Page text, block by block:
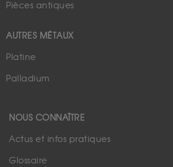
Pièces antiques
AUTRES MÉTAUX
Platine
Palladium
NOUS CONNAÎTRE
Actus et infos pratiques
Glossaire